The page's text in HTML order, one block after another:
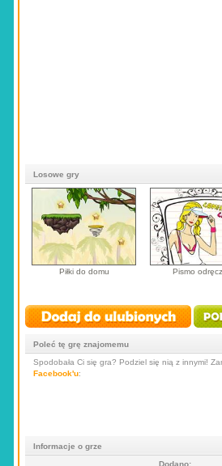
Losowe gry
Piłki do domu Pismo
Poleć tę grę znajomemu
Spodobała Ci się gra? Podziel się nią z innymi!
Facebook'u:
Informacje o grze
Dodano: